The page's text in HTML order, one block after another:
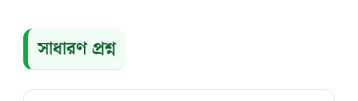
সাধারণ প্রশ্ন